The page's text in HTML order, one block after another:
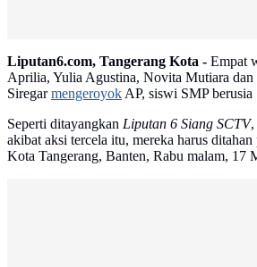
Liputan6.com, Tangerang Kota - Empat
Aprilia, Yulia Agustina, Novita Mutiara
SiregarmengeroyokAP, siswi SMP berusia
Seperti ditayangkan Liputan 6 Siang SCTV,
akibat aksi tercela itu, mereka harus
Kota Tangerang, Banten, Rabu malam, 17